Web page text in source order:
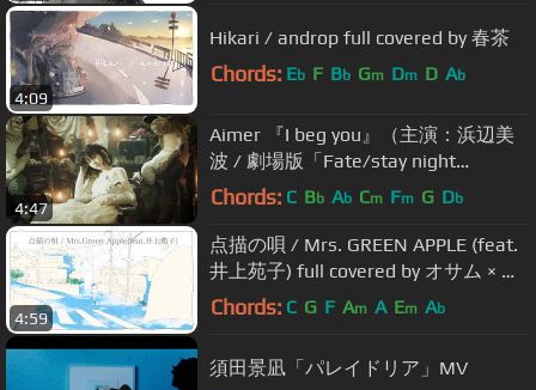
4:09
Hikari / androp full covered by 春茶
Chords: Eb F Bb Gm Dm D Ab
4:47
Aimer 『I beg you』（主演：浜辺美
波 / 劇場版「Fate/stay night
[Heaven's Feel]」Ⅱ.lost butterfly主題
Chords: C Bb Ab Cm Fm G Db
4:59
点描の唄 / Mrs. GREEN APPLE (feat.
井上苑子) full covered by オサム × 春
茶
Chords: C G F Am A Em Ab
須田景凪「パレイドリア」MV